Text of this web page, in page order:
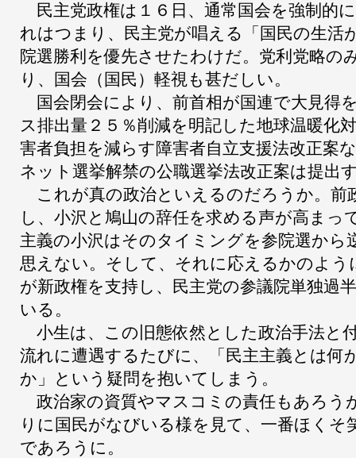
民主党政権は１６日、通常国会を強制的
れはつまり、民主党が唱える「国民の生活
院選勝利を優先させたわけだ。党利党略の
り、国会（国民）軽視も甚だしい。
国会閉会により、前首相が国連で大見得
ス排出量２５％削減を明記した地球温暖化
害者負担を減らす障害者自立支援法改正案
ネット選挙解禁の公職選挙法改正案は提出
これが真の政治といえるのだろうか。前
し、小沢と鳩山の辞任を求める声が高まっ
主義の小沢はそのタイミングを参院選から
思えない。そして、それに応えるかのよう
が新政権を支持し、民主党の参議院単独過
いる。
小生は、この旧態依然とした政治手法と
流れに遭遇するたびに、「民主主義とは何
か」という疑問を抱いてしまう。
政治家の資質やマスコミの責任もあろう
りに国民がなびいる様を見て、一番ほくそ
であろうに。